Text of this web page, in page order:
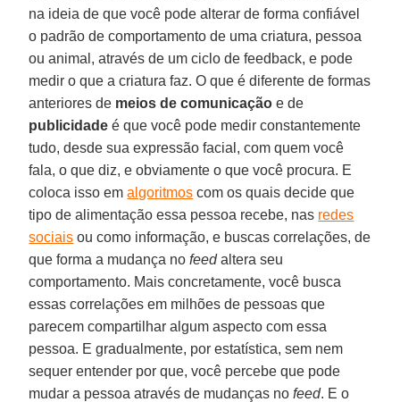
na ideia de que você pode alterar de forma confiável
o padrão de comportamento de uma criatura, pessoa
ou animal, através de um ciclo de feedback, e pode
medir o que a criatura faz. O que é diferente de formas
anteriores de meios de comunicação e de
publicidade é que você pode medir constantemente
tudo, desde sua expressão facial, com quem você
fala, o que diz, e obviamente o que você procura. E
coloca isso emalgoritmos com os quais decide que
tipo de alimentação essa pessoa recebe, nas redes
sociais ou como informação, e buscas correlações, de
que forma a mudança nofeedaltera seu
comportamento. Mais concretamente, você busca
essas correlações em milhões de pessoas que
parecem compartilhar algum aspecto com essa
pessoa. E gradualmente, por estatística, sem nem
sequer entender por que, você percebe que pode
mudar a pessoa através de mudanças nofeed. E o